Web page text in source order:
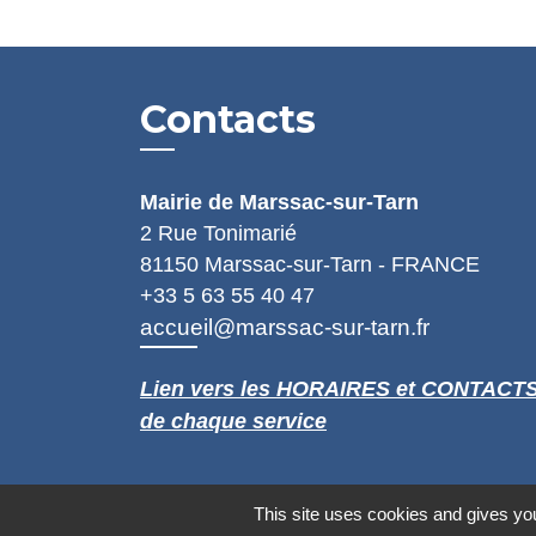
Contacts
Mairie de Marssac-sur-Tarn
2 Rue Tonimarié
81150 Marssac-sur-Tarn - FRANCE
+33 5 63 55 40 47
accueil@marssac-sur-tarn.fr
Lien vers les HORAIRES et
de chaque service
This site uses cookies and gives